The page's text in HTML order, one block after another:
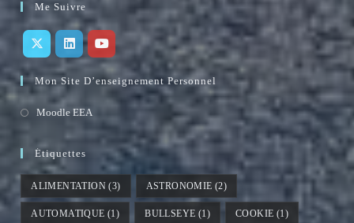
Me Suivre
S’ouvre
dans
un
onglet
S’ouvre
dans
un
S’ouvre
dans
un
nouvel
onglet
Mon Site D’enseignement Personnel
Moodle EEA
nouvel
onglet
Étiquettes
ALIMENTATION (3) ASTRONOMIE (2)
AUTOMATIQUE (1) BULLSEYE (1) COOKIE (1)